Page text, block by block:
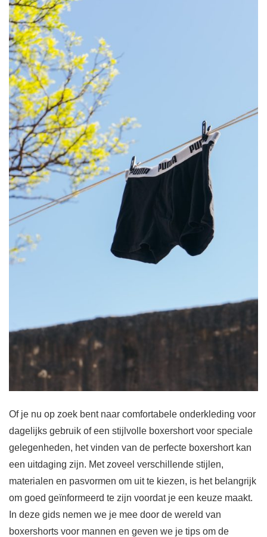
Of je nu op zoek bent naar comfortabele onderkleding voor
dagelijks gebruik of een stijlvolle boxershort voor speciale
gelegenheden, het vinden van de perfecte boxershort kan
een uitdaging zijn. Met zoveel verschillende stijlen,
materialen en pasvormen om uit te kiezen, is het belangrijk
om goed geïnformeerd te zijn voordat je een keuze maakt.
In deze gids nemen we je mee door de wereld van
boxershorts voor mannen en geven we je tips om de